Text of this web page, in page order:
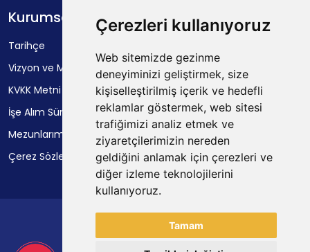
Çerezleri kullanıyoruz
Web sitemizde gezinme
deneyiminizi geliştirmek, size
kişiselleştirilmiş içerik ve hedefli
reklamlar göstermek, web sitesi
trafiğimizi analiz etmek ve
ziyaretçilerimizin nereden
geldiğini anlamak için çerezleri ve
diğer izleme teknolojilerini
kullanıyoruz.
Tamam
Kurumsal
Tarihçe
Vizyon ve Misyon
KVKK Metni
İşe Alım Süreçleri
Mezunlarımız
Çerez Sözleşmesi